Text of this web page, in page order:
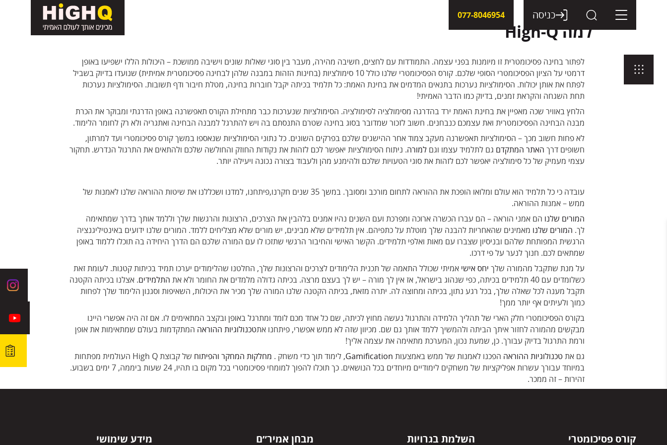
כניסה 077-8046954
למה High-Q
לפתור בחינה פסיכומטרית זו מיומנות בפני עצמה. התמודדות עם לחצים, חשיבה מהירה, מעבר בין סוגי שאלות שונים וישיבה ממושכת – היכולות הללו ישפיעו באופן
דרמטי על הציון הפסיכומטרי הסופי שלכם. קורס הפסיכומטרי שלנו כולל 10 סימולציות (בחינות הזהות במבנה שלהן לבחינה פסיכומטרית אמיתית) שנועדו בדיוק בשביל
לפתח את אותן יכולות. הסימולציות נערכות בתנאים המדמים את בחינת האמת: כל תלמיד בכיתה יקבל חוברות בחינה, מטלת חיבור ודף תשובות. הסימולציות נערכות
תחת השגחה והקראת זמנים, בדיוק כמו הדבר האמיתי!
הלחץ באוויר שכה מאפיין את בחינת האמת ירד בהדרגה מסימולציה לסימולציה. הסימולציות שנערכות כבר מתחילת הקורס תאפשרנה באופן הדרגתי ומבוקר את הכרת
מבנה הבחינה הפסיכומטרית ואת עצמכם כנבחנים. חשוב לזכור שמדובר בסוג בחינה שטרם התנסתם בה ויש להתרגל למבנה הבחינה ואתגריה ולא רק לחומר הלימוד.
לא פחות חשוב מכך – הסימולציות תאפשרנה מעקב צמוד אחר ההישגים שלכם בפרקים השונים. כל נתוני הסימולציות שנאספו במשך קורס פסיכומטרי ועד למרתון,
חשופים דרך האתר המתקדם גם לתלמיד עצמו וגם למורה. ניתוח הסימולציות יאפשר לכם לזהות את נקודות החוזק והחולשה שלכם ולהתאים את התרגול הנדרש. תחקור
עצמי מעמיק של כל סימולציה יאפשר לכם לזהות את סוגי הטעויות שלכם ולהימנע מהן ולעבוד בצורה נכונה ויעילה יותר.
עובדה כי כל תלמיד הוא עולם ומלואו הופכת את ההוראה לתחום מורכב ומסובך. במשך 35 שנים חקרנו,פיתחנו, למדנו ושכללנו את שיטות ההוראה שלנו לאמנות של
ממש – אמנות ההוראה.
המורים שלנו הם אמני הוראה – הם עברו הכשרה ארוכה ומפרכת ועם השנים נהיו אמנים בלהבין את הצרכים, הרצונות והרגשות שלך וללמד אותך בדרך שמתאימה
לך. המורים שלנו מאמינים שהאחריות להבנה שלך מוטלת על כתפיהם. אין תלמידים שלא מבינים, יש מורים שלא מצליחים ללמד. המורים שלנו ידועים באינטיליגנציה
הרגשית המפותחת שלהם ובניסיון שצברו עם מאות ואלפי תלמידים. הקשר האישי והחיבור הרגשי שתזכו לו עם המורה שלכם הם הדרך היחידה בה תוכלו ללמוד באופן
שמתאים לכם. חנוך לנער על פי דרכו.
על מנת שתקבל מהמורה שלך יחס אישי אמיתי שכולל התאמה של תכנית הלימודים לצרכים והרצונות שלך, החלטנו שהלימודים יערכו תמיד בכיתות קטנות. לעומת זאת
כשלומדים עם 40 תלמידים בכיתה, כפי שנהוג בישראל, אז אין לך מורה – יש לך בעצם מרצה. בכיתה גדולה מלמדים את החומר ולא את
התלמידים. אצלנו בכיתה הקטנה
תקבל מענה לכל שאלה שלך, בכל רגע נתון, בכיתה ומחוצה לה. יתרה מזאת, בכיתה הקטנה שלנו המורה שלך מכיר את היכולות, השאיפות וסגנון הלימוד שלך לפחות
כמוך ולעיתים אף יותר ממך!
בקורס הפסיכומטרי חלק הארי של תהליך הלמידה והתרגול נעשה מחוץ לכיתה, שם כל אחד מכם לומד ומתרגל באופן ובקצב המתאימים לו. אם זה היה אפשרי היינו
מבקשים מהמורה לחזור איתך הביתה ולהמשיך ללמד אותך גם שם. מכיוון שזה לא ממש אפשרי, פיתחנו אתטכנולוגיות ההוראה המתקדמות בעולם שמתאימות את אופן
ורמת התרגול בדיוק עבורך. כן, שמעת נכון, המערכת מתאימה את עצמה אליך!
גם את טכנולוגיות ההוראה הפכנו לאמנות של ממש באמצעות Gamification, לימוד תוך כדי משחק . מחלקות המחקר והפיתוח
של קבוצת High Q העולמית מפתחות
במיוחד עבורך עשרות אפליקציות של משחקים לימודיים מיוחדים בכל הנושאים. כך תוכלו להפוך למומחי פסיכומטרי בכל מקום בו תהיו, 24 שעות ביממה, 7 ימים בשבוע.
זהירות – זה ממכר.
קורס פסיכומטרי השלמת בגרויות מבחן אמיר״ם מידע שימושי